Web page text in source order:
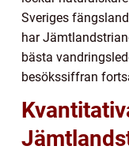
Sveriges
har
bästa
besökssiffran